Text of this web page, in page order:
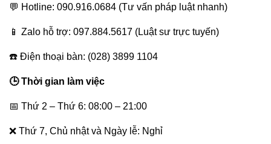
💬 Hotline: 090.916.0684 (Tư vấn pháp luật nhanh)
📱 Zalo hỗ trợ: 097.884.5617 (Luật sư trực tuyến)
☎️ Điện thoại bàn: (028) 3899 1104
🕒 Thời gian làm việc
📅 Thứ 2 – Thứ 6: 08:00 – 21:00
❌ Thứ 7, Chủ nhật và Ngày lễ: Nghỉ